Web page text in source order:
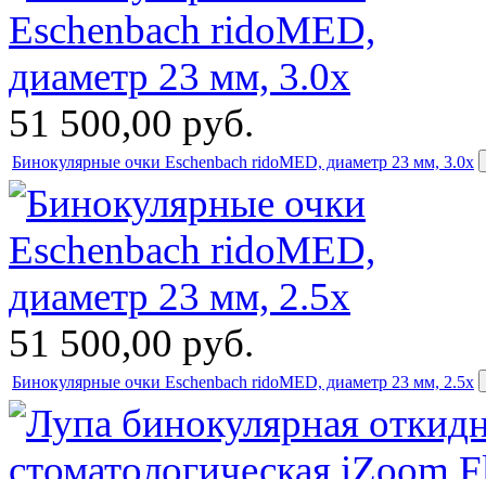
51 500,00 руб.
Бинокулярные очки Eschenbach ridoMED, диаметр 23 мм, 3.0х
51 500,00 руб.
Бинокулярные очки Eschenbach ridoMED, диаметр 23 мм, 2.5х